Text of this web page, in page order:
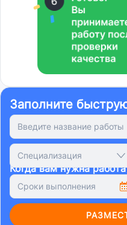
Заполните
Специализация
Когда вам нужна